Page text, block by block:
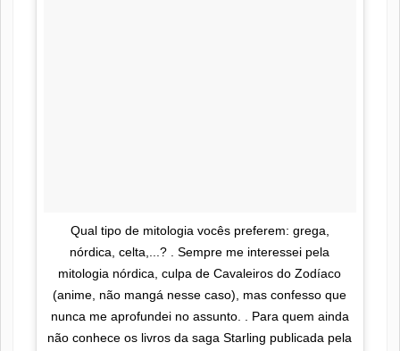
Qual tipo de mitologia vocês preferem: grega,
nórdica, celta,...? . Sempre me interessei pela
mitologia nórdica, culpa de Cavaleiros do Zodíaco
(anime, não mangá nesse caso), mas confesso que
nunca me aprofundei no assunto. . Para quem ainda
não conhece os livros da saga Starling publicada pela